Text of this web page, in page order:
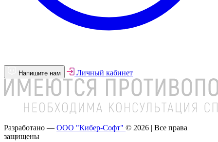
Напишите нам Личный кабинет
Разработано — ООО "Кибер-Софт" © 2026 | Все права
защищены